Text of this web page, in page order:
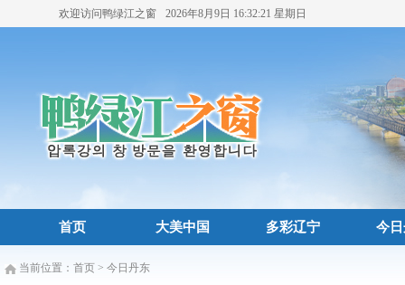
欢迎访问鸭绿江之窗 2026年8月9日 16:32:23 星期日
首页 大美中国 多彩辽宁 今
当前位置： 首页 > 今日丹东